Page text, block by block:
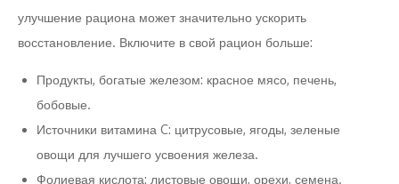
улучшение рациона может значительно ускорить
восстановление. Включите в свой рацион больше:
Продукты, богатые железом: красное мясо, печень,
бобовые.
Источники витамина C: цитрусовые, ягоды, зеленые
овощи для лучшего усвоения железа.
Фолиевая кислота: листовые овощи, орехи, семена.